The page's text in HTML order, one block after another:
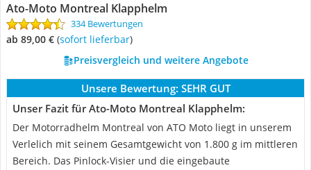
Ato-Moto Montreal Klapphelm
334 Bewertungen
ab 89,00 € ( Sofort lieferbar)
Preisvergleich und weitere Angebote
Unsere Bewertung: SEHR GUT
Unser Fazit für Ato-Moto Montreal Klapphelm:
Der Motorradhelm Montreal von ATO Moto liegt in unserem
Verlelich mit seinem Gesamtgewicht von 1.800 g im mittleren
Bereich. Das Pinlock-Visier und die eingebaute